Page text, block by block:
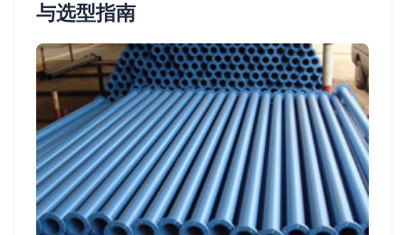
与选型指南